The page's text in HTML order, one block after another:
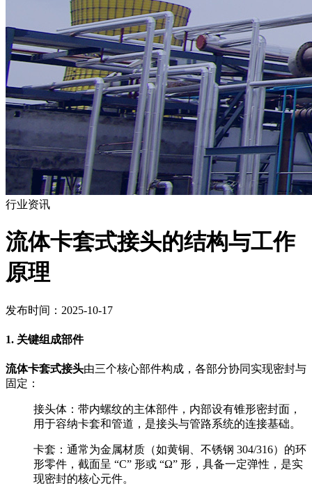
行业资讯
流体卡套式接头的结构与工作
原理
发布时间：2025-10-17
1. 关键组成部件
流体卡套式接头由三个核心部件构成，各部分协同实现密封与
固定：
接头体：带内螺纹的主体部件，内部设有锥形密封面，
用于容纳卡套和管道，是接头与管路系统的连接基础。
卡套：通常为金属材质（如黄铜、不锈钢 304/316）的环
形零件，截面呈 “C” 形或 “Ω” 形，具备一定弹性，是实
现密封的核心元件。